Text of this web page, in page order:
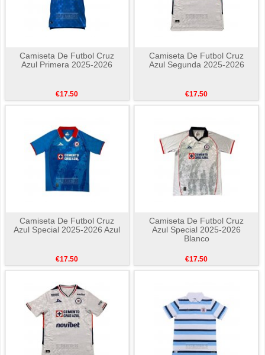
Camiseta De Futbol Cruz
Azul Primera 2025-2026
€17.50
Camiseta De Futbol Cruz
Azul Segunda 2025-2026
€17.50
Camiseta De Futbol Cruz
Azul Special 2025-2026 Azul
€17.50
Camiseta De Futbol Cruz
Azul Special 2025-2026
Blanco
€17.50